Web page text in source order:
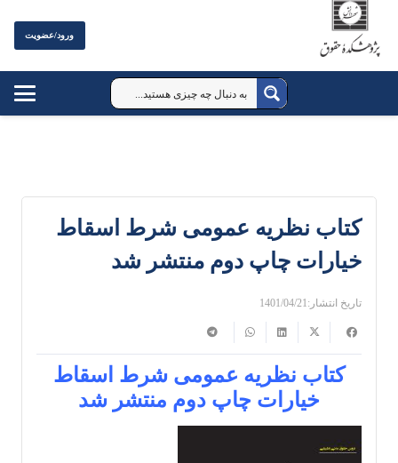
ورود/عضویت
کتاب نظریه عمومی شرط اسقاط
خیارات چاپ دوم منتشر شد
تاریخ انتشار:1401/04/21
کتاب نظریه عمومی شرط اسقاط
خیارات چاپ دوم منتشر شد